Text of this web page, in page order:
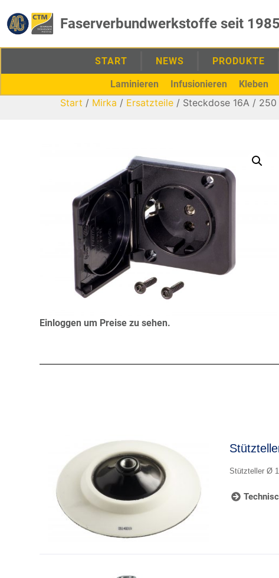
Faserverbundwerkstoffe seit 1985
START NEWS PRODUKTE
Laminieren Infusionieren Kleben
Start / Mirka / Ersatzteile / Steckdose 16A / 250
Einloggen um Preise zu sehen.
Stützteller Ø